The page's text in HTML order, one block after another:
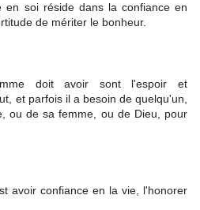
en soi réside dans la confiance en
de mériter le bonheur.
doit avoir sont l'espoir et
et parfois il a besoin de quelqu'un,
ou de sa femme, ou de Dieu, pour
avoir confiance en la vie, l'honorer